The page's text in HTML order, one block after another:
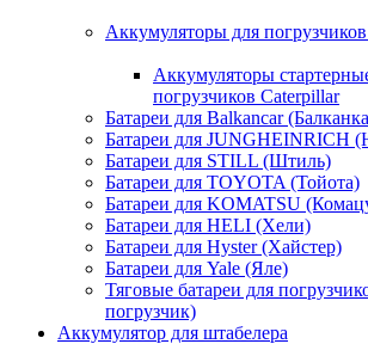
Аккумуляторы для
Аккумуляторы
погрузчиков Caterpillar
Батареи для Balkancar
Батареи для JUNGHEINRICH
Батареи для STILL (Штиль)
Батареи для TOYOTA (Тойота)
Батареи для KOMATSU
Батареи для HELI (Хели)
Батареи для Hyster (Хайстер)
Батареи для Yale (Яле)
Тяговые батареи для
погрузчик)
Аккумулятор для штабелера